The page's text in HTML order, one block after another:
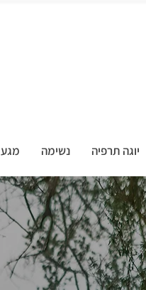
יוגה תרפיה נשימה מגע